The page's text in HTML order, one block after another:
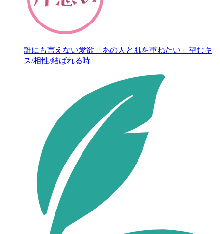
誰にも言えない愛欲「あの人と肌を重ねたい」望むキ
ス/相性/結ばれる時